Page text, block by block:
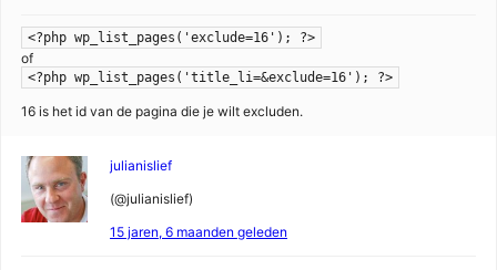
<?php wp_list_pages('exclude=16'); ?>
of
<?php wp_list_pages('title_li=&exclude=16'); ?>
16 is het id van de pagina die je wilt excluden.
julianislief
(@julianislief)
15 jaren, 6 maanden geleden